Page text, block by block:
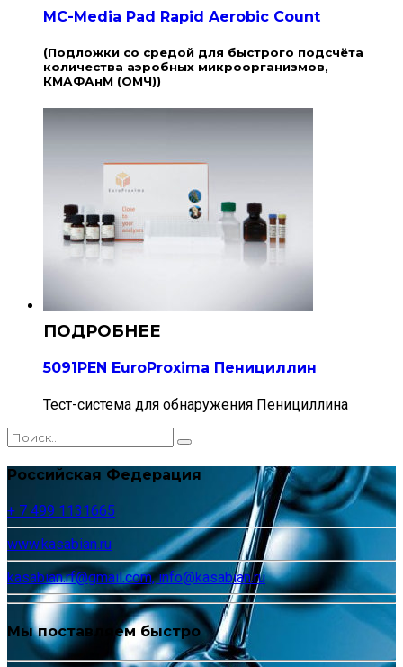
MC-Media Pad Rapid Aerobic Count
(Подложки со средой для быстрого подсчёта
количества аэробных микроорганизмов,
КМАФАнМ (ОМЧ))
5091PEN EuroProxima Пенициллин
Тест-система для обнаружения Пенициллина
Российская Федерация
+ 7 499 1131665
www.kasabian.ru
kasabian.rf@gmail.com, info@kasabian.ru
Мы поставляем быстро